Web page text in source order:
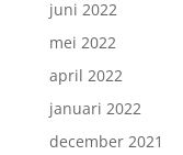
juni 2022
mei 2022
april 2022
januari 2022
december 2021